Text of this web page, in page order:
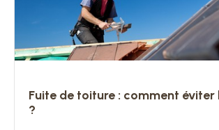
Fuite de toiture : comment éviter
?